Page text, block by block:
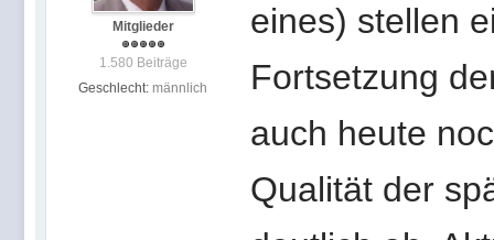
Mitglieder
1.580 Beiträge
Geschlecht: männlich
eines) stellen
Fortsetzung
auch heute
Qualität der